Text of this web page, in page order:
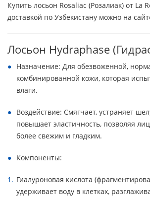
Купить лосьон Rosaliac (Розалиак) от La
доставкой по Узбекистану можно на
Лосьон Hydraphase
Назначение: Для обезвоженной,
комбинированной кожи, которая
влаги.
Воздействие: Смягчает, устраняет
повышает эластичность, позволяя
более свежим и гладким.
Компоненты:
Гиалуроновая кислота
удерживает воду в клетках,